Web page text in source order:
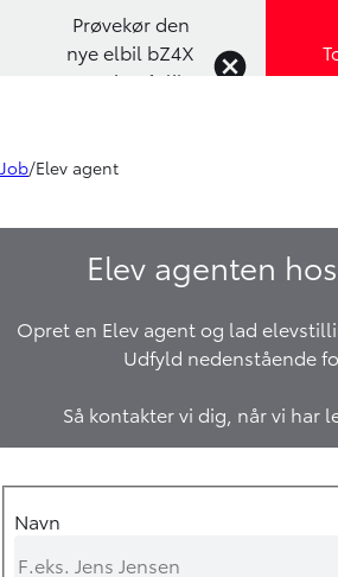
Prøvekør den
nye elbil bZ4X
Touring (Klik
Job Elev agent
Elev agenten
Opret en Elev agent og lad
Udfyld nedenstående
Så kontakter vi dig, når vi har
Navn